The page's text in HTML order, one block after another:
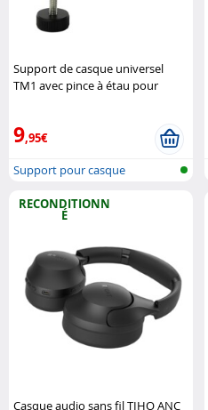
Support de casque universel
TM1 avec pince à étau pour
9,95€
Support pour casque
RECONDITIONN
É
Casque audio sans fil TIHO ANC